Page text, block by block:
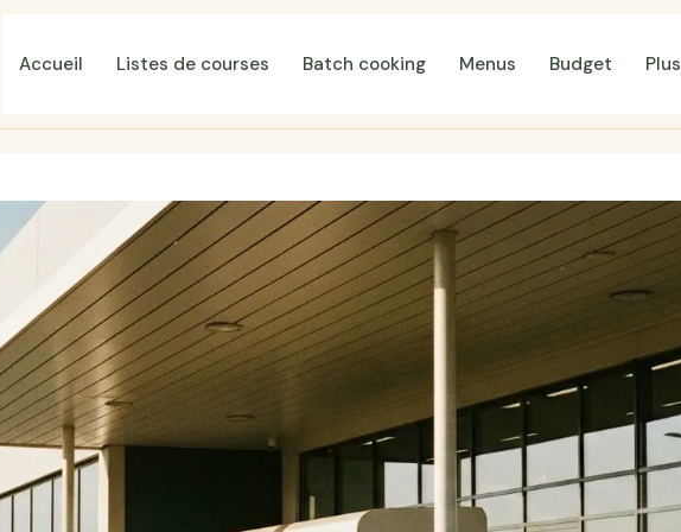
Accueil Listes de courses Batch cooking Menus Budget Plus